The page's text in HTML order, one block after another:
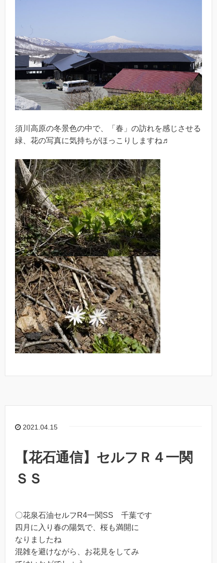
須川高原の冬景色の中で、「春」の訪れを感じさせる
緑、花の写真に気持ちがほっこりしますね♬
2021.04.15
【花石通信】セルフＲ４一関
ＳＳ
〇花泉石油セルフR4一関SS 千葉です
四月に入り春の陽気で、桜も満開に
なりましたね
混雑を避けながら、お花見をしてみ